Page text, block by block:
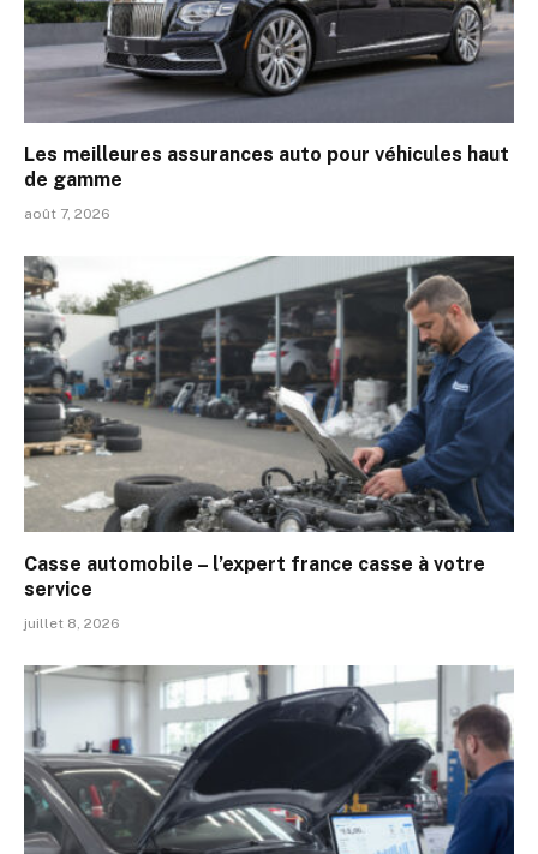
Les meilleures assurances auto pour véhicules haut
de gamme
août 7, 2026
Casse automobile – l’expert france casse à votre
service
juillet 8, 2026